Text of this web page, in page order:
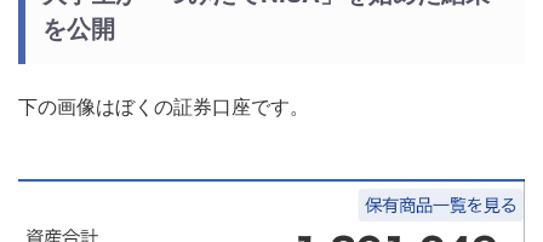
を公開
下の画像はぼくの証券口座です。